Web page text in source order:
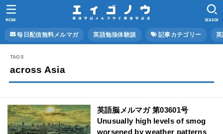
毎日配信無料メルマガ 英語勉強体験談 記事カテゴリー
SEARCH
MENU
across Asia
英語脳メルマガ 第03601号
Unusually high levels of smog
worsened by weather patterns